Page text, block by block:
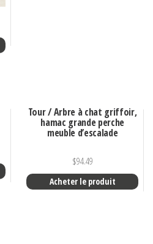
Tour / Arbre à chat griffoir,
hamac grande perche
meuble d’escalade
$94.49
Acheter le produit